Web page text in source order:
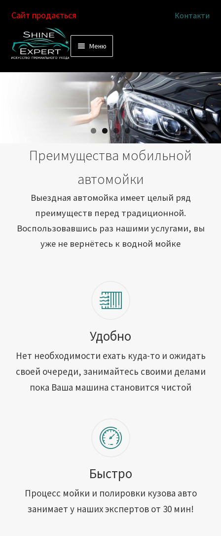
Перейти
к
Перейти
к
Сайт продається Контакти
Меню
Выездная автомойка
Химчистка салона
Подетальная химчистка
Как это работает
Сотрудничество
Вакансии
Адреса обслуживания
Контакты
Преимущества мобильной
автомойки
Выездная автомойка имеет целый ряд
преимуществ перед традиционной.
Воспользовавшись раз нашими услугами, вы
уже не вернётесь к водной мойке
Удобно
Нет необходимости ехать куда-то и ожидать
своей очереди, занимайтесь своими делами
пока Ваша машина становится чистой
Быстро
Процесс мойки и полировки кузова авто
занимает у наших экспертов от 30 мин!